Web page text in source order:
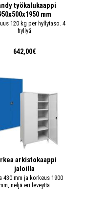
työkalukaappi
mm
120 kg per hyllytaso. 4
hyllyä
642,00€
arkistokaappi
jaloilla
430 mm ja korkeus 1900
neljä eri leveyttä